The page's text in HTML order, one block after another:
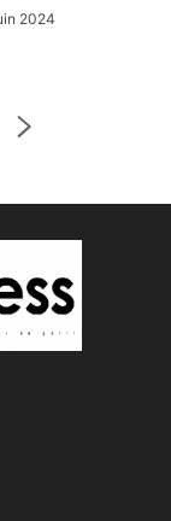
2024